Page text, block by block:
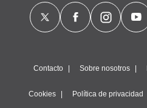
Contacto Sobre nosotros
Cookies Política de privacidad